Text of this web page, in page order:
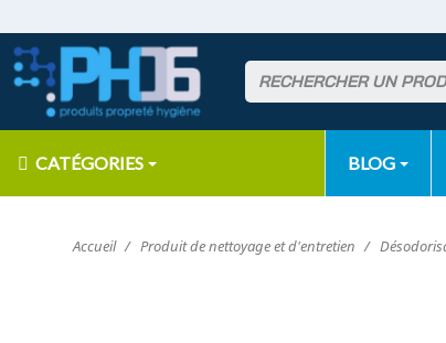
CATÉGORIES BLOG
Accueil Produit de nettoyage et d'entretien